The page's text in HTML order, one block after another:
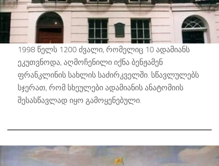
1998 წელს 1200 ძვალი, რომელიც 10 ადამიანს
ეკუთვნოდა, აღმოჩენილი იქნა ბენჟამენ
ფრანკლინის სახლის საძირკველში. სწავლულებს
სჯერათ, რომ სხეულები ადამიანის ანატომიის
შესასწავლად იყო გამოყენებული.